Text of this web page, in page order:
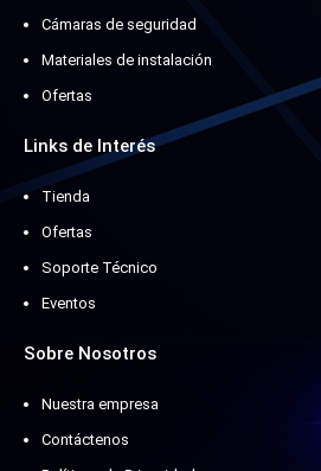
Cámaras de seguridad
Materiales de instalación
Ofertas
Links de Interés
Tienda
Ofertas
Soporte Técnico
Eventos
Sobre Nosotros
Nuestra empresa
Contáctenos